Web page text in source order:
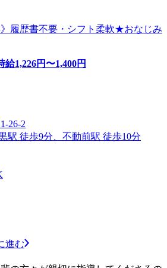
》履歴書不要・シフト柔軟★おなじみ
給1,226円〜1,400円
26-2
駅 徒歩9分、不動前駅 徒歩10分
進む